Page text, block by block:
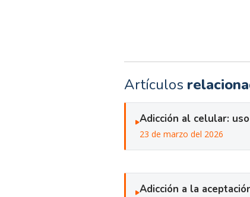
Artículos
Adicción al celular:
23 de marzo del 2026
Adicción a la